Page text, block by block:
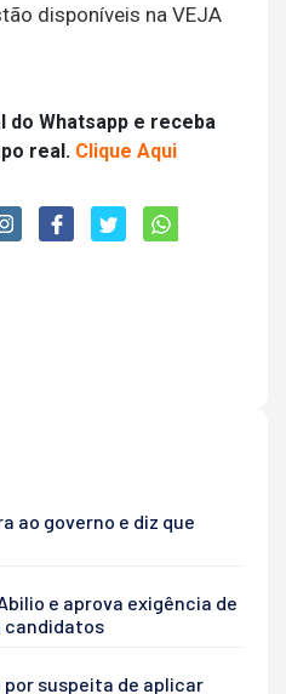
disponíveis na VEJA
do Whatsapp e receba
real. Clique Aqui
ao governo e diz que
e aprova exigência de
candidatos
por suspeita de aplicar